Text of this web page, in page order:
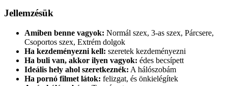
Jellemzésük
Amiben benne vagyok: Normál szex, 3-as szex, Párcsere,
Csoportos szex, Extrém dolgok
Ha kezdeményezni kell: szeretek kezdeményezni
Ha buli van, akkor ilyen vagyok: édes becsípett
Ideális hely ahol szeretkeznék: A hálószobám
Ha pornó filmet látok: felizgat, és önkielégítek